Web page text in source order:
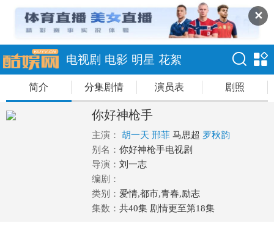
✕
电视剧 电影 明星 花絮
简介 分集剧情 演员表 剧照
你好神枪手
主演： 胡一天 邢菲 马思超 罗秋韵
别名： 你好神枪手电视剧
导演： 刘一志
编剧：
类别： 爱情,都市,青春,励志
集数： 共40集 剧情更至第18集